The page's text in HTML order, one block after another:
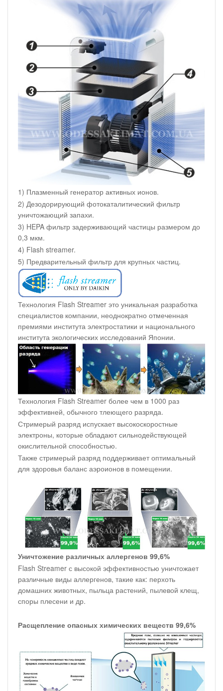
1) Плазменный генератор активных ионов.
2) Дезодорирующий фотокаталитический фильтр
уничтожающий запахи.
3) HEPA фильтр задерживающий частицы размером до
0,3 мкм.
4) Flash streamer.
5) Предварительный фильтр для крупных частиц.
Технология Flash Streamer это уникальная разработка
специалистов компании, неоднократно отмеченная
премиями института электростатики и национального
института экологических исследований Японии.
Технология Flash Streamer более чем в 1000 раз
эффективней, обычного тлеющего разряда.
Стримерый разряд испускает высокоскоростные
электроны, которые обладают сильнодействующей
окислительной способностью.
Также стримерый разряд поддерживает оптимальный
для здоровья баланс аэроионов в помещении.
Уничтожение различных аллергенов 99,6%
Flash Streamer с высокой эффективностью уничтожает
различные виды аллергенов, такие как: перхоть
домашних животных, пыльца растений, пылевой клещ,
споры плесени и др.
Расщепление опасных химических веществ 99,6%